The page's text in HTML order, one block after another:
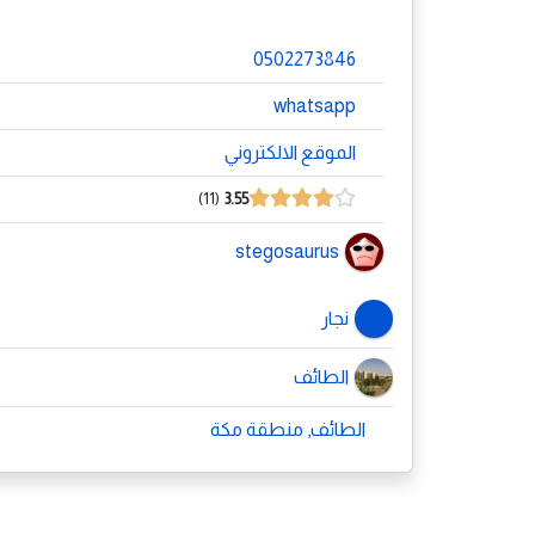
0502273846
whatsapp
الموقع الالكتروني
3.55
11
stegosaurus
نجار
الطائف
الطائف, منطقة مكة